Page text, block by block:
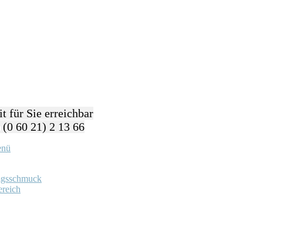
für Sie erreichbar
60 21) 2 13 66